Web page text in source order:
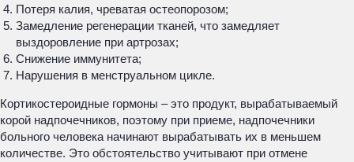
Потеря калия, чреватая остеопорозом;
Замедление регенерации тканей, что замедляет
выздоровление при артрозах;
Снижение иммунитета;
Нарушения в менструальном цикле.
Кортикостероидные гормоны – это продукт, вырабатываемый
корой надпочечников, поэтому при приеме, надпочечники
больного человека начинают вырабатывать их в меньшем
количестве. Это обстоятельство учитывают при отмене